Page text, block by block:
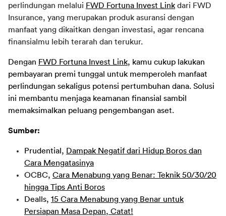
perlindungan melalui FWD Fortuna Invest Link dari FWD
Insurance, yang merupakan produk asuransi dengan
manfaat yang dikaitkan dengan investasi, agar rencana
finansialmu lebih terarah dan terukur.
Dengan FWD Fortuna Invest Link, kamu cukup lakukan
pembayaran premi tunggal untuk memperoleh manfaat
perlindungan sekaligus potensi pertumbuhan dana. Solusi
ini membantu menjaga keamanan finansial sambil
memaksimalkan peluang pengembangan aset.
Sumber:
Prudential, Dampak Negatif dari Hidup Boros dan
Cara Mengatasinya
OCBC, Cara Menabung yang Benar: Teknik 50/30/20
hingga Tips Anti Boros
Dealls, 15 Cara Menabung yang Benar untuk
Persiapan Masa Depan, Catat!